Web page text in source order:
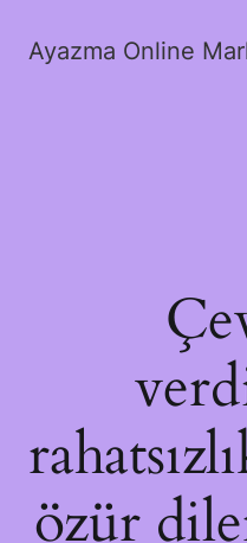
Ayazma Online
özür